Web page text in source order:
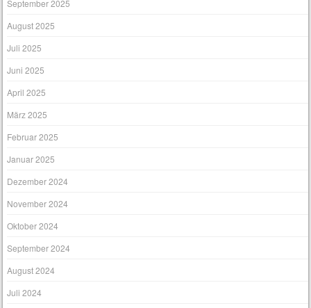
September 2025
August 2025
Juli 2025
Juni 2025
April 2025
März 2025
Februar 2025
Januar 2025
Dezember 2024
November 2024
Oktober 2024
September 2024
August 2024
Juli 2024